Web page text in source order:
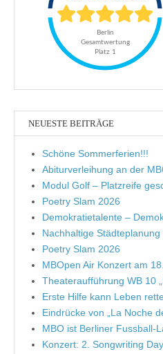
NEUESTE BEITRÄGE
Schöne Sommerferien!!!
Abiturverleihung an der
Modul Golf – Platzreife
Poetry Slam 2026
Demokratietalente –
Nachhaltige
Poetry Slam 2026
MBOpen Air Konzert am
Theateraufführung WB 10
Erste Hilfe kann Leben
Eindrücke von „La Noche
MBO ist Berliner Fussball-
Konzert: 2. Songwriting Day